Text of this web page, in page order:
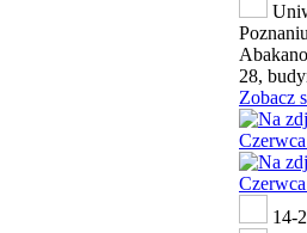
28,
Zobacz
14-